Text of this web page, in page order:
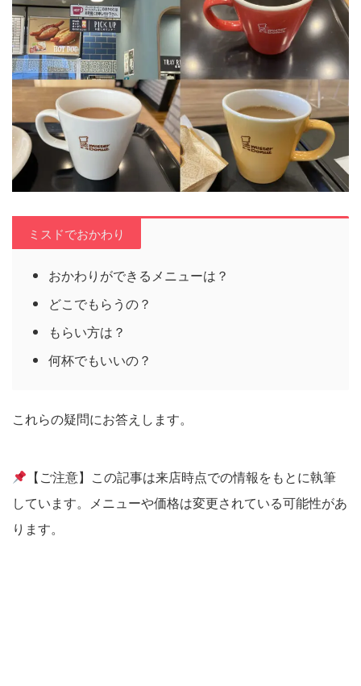
ミスドでおかわり
おかわりができるメニューは？
どこでもらうの？
もらい方は？
何杯でもいいの？
これらの疑問にお答えします。
【ご注意】この記事は来店時点での情報をもとに執筆
しています。メニューや価格は変更されている可能性があ
ります。